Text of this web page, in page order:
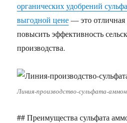
органических удобрений
выгодной цене— это отличная
повысить эффективность
производства.
Линия-производство-сульфата-
## Преимущества сульфата